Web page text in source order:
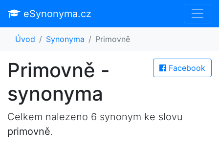
eSynonyma.cz
Úvod Synonyma Primovně
Facebook
Primovně -
synonyma
Celkem nalezeno 6 synonym ke slovu
primovně.